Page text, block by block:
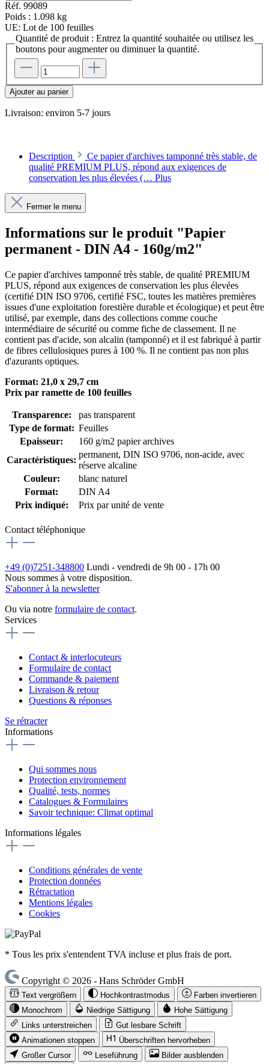
Réf. 99089
Poids : 1.098 kg
UE: Lot de 100 feuilles
Quantité de produit : Entrez la quantité souhaitée ou utilisez les
boutons pour augmenter ou diminuer la quantité.
Ajouter au panier
Livraison: environ 5-7 jours
Description
Ce papier d'archives tamponné très stable, de
qualité PREMIUM PLUS, répond aux exigences de
conservation les plus élevées (… Plus
Fermer le menu
Informations sur le produit "Papier
permanent - DIN A4 - 160g/m2"
Ce papier d'archives tamponné très stable, de qualité PREMIUM
PLUS, répond aux exigences de conservation les plus élevées
(certifié DIN ISO 9706, certifié FSC, toutes les matières premières
issues d'une exploitation forestière durable et écologique) et peut être
utilisé, par exemple, dans des collections comme couche
intermédiaire de sécurité ou comme fiche de classement. Il ne
contient pas d'acide, son alcalin (tamponné) et il est fabriqué à partir
de fibres cellulosiques pures à 100 %. Il ne contient pas non plus
d'azurants optiques.
Format: 21,0 x 29,7 cm
Prix par ramette de 100 feuilles
Transparence:
pas transparent
Type de format: Feuilles
Epaisseur:
160 g/m2 papier archives
Caractéristiques:
permanent, DIN ISO 9706, non-acide, avec
réserve alcaline
Couleur:
blanc naturel
Format:
DIN A4
Prix indiqué:
Prix par unité de vente
Contact téléphonique
+49 (0)7251-348800 Lundi - vendredi de 9h 00 - 17h 00
Nous sommes à votre disposition.
S'abonner à la newsletter
Ou via notre formulaire de contact.
Services
Contact & interlocuteurs
Formulaire de contact
Commande & paiement
Livraison & retour
Questions & réponses
Se rétracter
Informations
Qui sommes nous
Protection environnement
Qualité, tests, normes
Catalogues & Formulaires
Savoir technique: Climat optimal
Informations légales
Conditions générales de vente
Protection données
Rétractation
Mentions légales
Cookies
* Tous les prix s'entendent TVA incluse et plus frais de port.
Copyright © 2026 - Hans Schröder GmbH
Text vergrößern Hochkontrastmodus
Farben invertieren
Monochrom
Niedrige Sättigung
Hohe Sättigung
Links unterstreichen
Gut lesbare Schrift
Animationen stoppen
Überschriften hervorheben
Großer Cursor
Leseführung Bilder ausblenden